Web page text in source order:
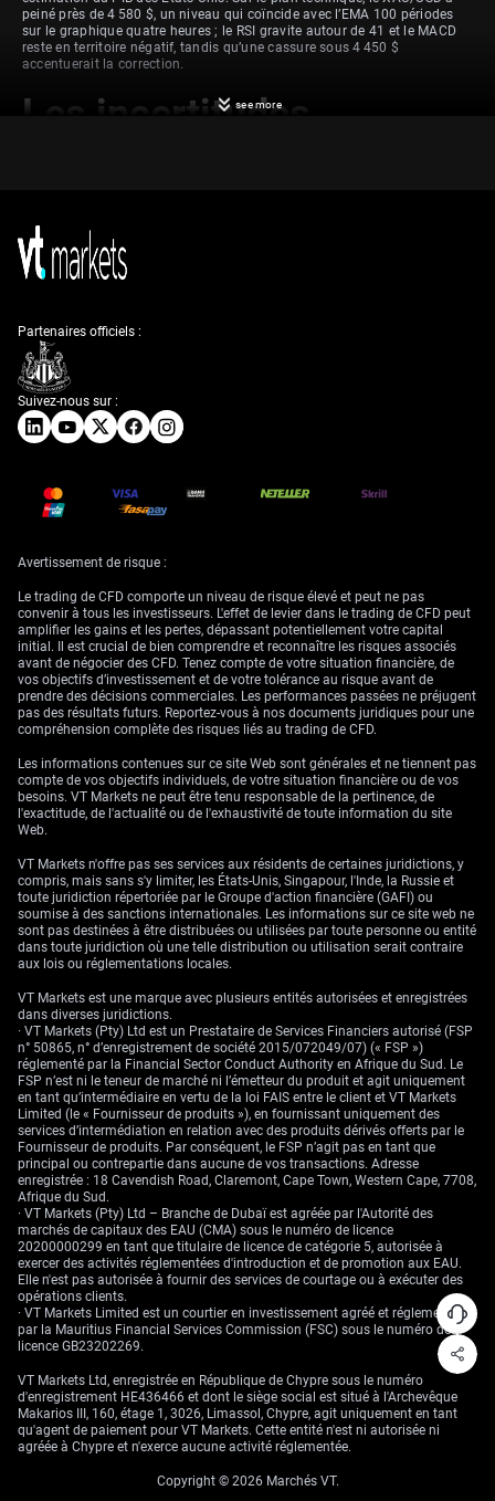
peiné près de 4 580 $, un niveau qui coïncide avec l’EMA 100 périodes
sur le graphique quatre heures ; le RSI gravite autour de 41 et le MACD
reste en territoire négatif, tandis qu’une cassure sous 4 450 $
accentuerait la correction.
Les incertitudes
font reculer l’or
Nous observons un marché de l’or sous pression, en baisse vers un
creux d’une semaine proche de la zone des 4 575 $. Cette faiblesse est
alimentée par un dollar américain ferme, qui profite de la persistance
des incertitudes géopolitiques. Ces facteurs détournent actuellement les
capitaux du métal jaune.
Le conflit entre les États-Unis et l’Iran constitue un élément clé,
renforçant le statut de valeur refuge du dollar et pesant sur l’or. L’indice
risque géopolitique semble, pour l’instant, solidement arrimée au dollar.
inflationnistes demeurent. Le dernier rapport sur l’indice des prix à la
consommation (CPI) américain, ressorti à 3,6 % en glissement annuel,
conforte l’idée que la Fed restera restrictive. Les marchés évaluent
désormais à 55 % la probabilité d’une hausse des taux de la Fed d’ici
décembre, ce qui accroît le coût d’opportunité de la détention d’un actif
non rémunéré comme l’or.
Nous restons prudents avant les publications clés de jeudi, notamment
l’indice PCE américain et le rapport sur le PIB. Ces chiffres seront
déterminants pour la prochaine décision de la Fed et pourraient
déclencher une volatilité marquée. D’ici là, nous anticipons que les
traders éviteront de prendre des positions importantes sur l’or.
Techniques baissières et
stratégies de trading
potentielles
Compte tenu de biais techniques défavorables, nous envisageons des
stratégies permettant de tirer parti d’une baisse potentielle des cours de
au niveau actuel peut constituer un moyen efficace de se positionner en
vue d’une rupture du support à 4 450 $. La résistance clé à 4 580 $
apparaît, pour l’heure, comme un plafond solide.
Pour ceux qui adoptent une vision un peu moins baissière, la vente de
spreads d’options d’achat (calls) hors de la monnaie, avec un strike
vendeur au-dessus de la résistance des 4 580 $, peut également être une
stratégie pertinente. Cette approche profiterait soit d’une baisse, soit
d’une consolidation latérale, en encaissant une prime au fil du temps. En
revanche, tout mouvement durable au-dessus de ce niveau de résistance
indiquerait qu’il faudrait réévaluer notre scénario baissier.
see more
Suivez-nous sur :
Partenaires officiels :
Avertissement de risque :
Le trading de CFD comporte un niveau de risque élevé et peut ne pas
convenir à tous les investisseurs. L'effet de levier dans le trading de CFD peut
amplifier les gains et les pertes, dépassant potentiellement votre capital
initial. Il est crucial de bien comprendre et reconnaître les risques associés
avant de négocier des CFD. Tenez compte de votre situation financière, de
vos objectifs d’investissement et de votre tolérance au risque avant de
prendre des décisions commerciales. Les performances passées ne préjugent
pas des résultats futurs. Reportez-vous à nos documents juridiques pour une
compréhension complète des risques liés au trading de CFD.
Les informations contenues sur ce site Web sont générales et ne tiennent pas
compte de vos objectifs individuels, de votre situation financière ou de vos
besoins. VT Markets ne peut être tenu responsable de la pertinence, de
l'exactitude, de l'actualité ou de l'exhaustivité de toute information du site
Web.
VT Markets n'offre pas ses services aux résidents de certaines juridictions, y
compris, mais sans s'y limiter, les États-Unis, Singapour, l'Inde, la Russie et
toute juridiction répertoriée par le Groupe d'action financière (GAFI) ou
soumise à des sanctions internationales. Les informations sur ce site web ne
sont pas destinées à être distribuées ou utilisées par toute personne ou entité
dans toute juridiction où une telle distribution ou utilisation serait contraire
aux lois ou réglementations locales.
VT Markets est une marque avec plusieurs entités autorisées et enregistrées
dans diverses juridictions.
· VT Markets (Pty) Ltd est un Prestataire de Services Financiers autorisé (FSP
n° 50865, n° d’enregistrement de société 2015/072049/07) (« FSP »)
réglementé par la Financial Sector Conduct Authority en Afrique du Sud. Le
FSP n’est ni le teneur de marché ni l’émetteur du produit et agit uniquement
en tant qu’intermédiaire en vertu de la loi FAIS entre le client et VT Markets
Limited (le « Fournisseur de produits »), en fournissant uniquement des
services d’intermédiation en relation avec des produits dérivés offerts par le
Fournisseur de produits. Par conséquent, le FSP n’agit pas en tant que
principal ou contrepartie dans aucune de vos transactions. Adresse
enregistrée : 18 Cavendish Road, Claremont, Cape Town, Western Cape, 7708,
Afrique du Sud.
· VT Markets (Pty) Ltd – Branche de Dubaï est agréée par l'Autorité des
marchés de capitaux des EAU (CMA) sous le numéro de licence
20200000299 en tant que titulaire de licence de catégorie 5, autorisée à
exercer des activités réglementées d'introduction et de promotion aux EAU.
Elle n'est pas autorisée à fournir des services de courtage ou à exécuter des
opérations clients.
· VT Markets Limited est un courtier en investissement agréé et réglementé
par la Mauritius Financial Services Commission (FSC) sous le numéro de
licence GB23202269.
VT Markets Ltd, enregistrée en République de Chypre sous le numéro
d'enregistrement HE436466 et dont le siège social est situé à l'Archevêque
Makarios III, 160, étage 1, 3026, Limassol, Chypre, agit uniquement en tant
qu'agent de paiement pour VT Markets. Cette entité n'est ni autorisée ni
agréée à Chypre et n'exerce aucune activité réglementée.
Copyright © 2026 Marchés VT.